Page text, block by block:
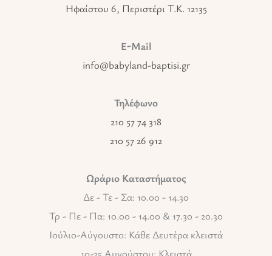
Ηφαίστου 6, Περιστέρι T.K. 12135
E-Mail
info@babyland-baptisi.gr
Τηλέφωνο
210 57 74 318
210 57 26 912
Ωράριο Καταστήματος
Δε - Τε - Σα: 10.00 - 14.30
Τρ - Πε - Πα: 10.00 - 14.00 & 17.30 - 20.30
Ιούλιο-Αύγουστο: Κάθε Δευτέρα κλειστά
10-25 Αυγούστου: Κλειστά